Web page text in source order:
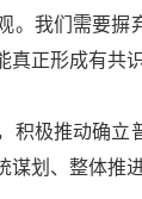
。我们需要
正形成有共
极推动确立普
划、整体推